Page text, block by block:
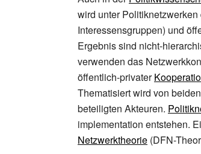
wird unter
Interessensgruppen) und
Ergebnis sind nicht-
verwenden das
öffentlich-privater
Thematisiert wird von
beteiligten Akteuren.
implementation entstehen.
Netzwerktheorie (DFN-